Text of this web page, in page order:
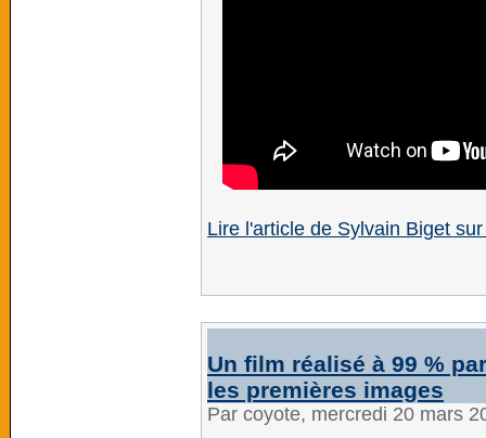
Lire l'article de Sylvain Biget
Un film réalisé à 99 %
les premières images
Par coyote, mercredi 20 mars